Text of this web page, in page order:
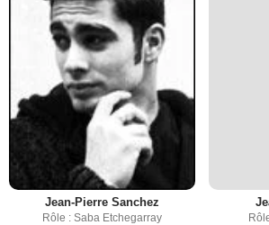
Jean-Pierre Sanchez
Rôle : Saba Etchegarray